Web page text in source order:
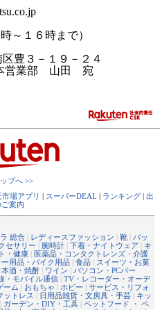
～１６時まで）
豊３－１９－２４
営業部 山田 宛
プへ >>
市場アプリ | スーパーDEAL | ランキング | 出
ご案内
総合 | レディースファッション | 靴 | バッ
セサリー | 腕時計 | 下着・ナイトウェア | キ
・健康 | 医薬品・コンタクトレンズ・介護
ー用品・バイク用品 | 食品 | スイーツ・お菓
本酒・焼酎 | ワイン | パソコン・PCパー
・モバイル通信 | TV・レコーダー・オーデ
ーム | おもちゃ | ホビー | サービス・リフォ
ットレス | 日用品雑貨・文房具・手芸 | キッ
| ガーデン・DIY・工具 | ペットフード ・ ペ